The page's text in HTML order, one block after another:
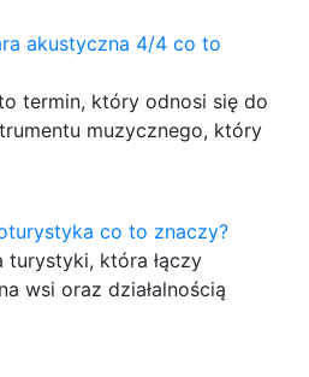
akustyczna 4/4 co to
termin, który odnosi się do
muzycznego, który
co to znaczy?
która łączy
wsi oraz działalnością